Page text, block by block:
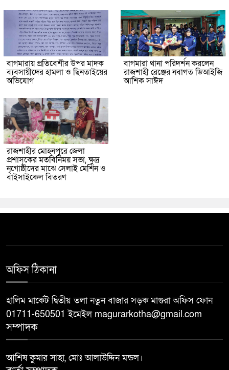
বাগমারায় প্রতিবেশীর উপর মাদক
ব্যবসায়ীদের হামলা ও ছিনতাইয়ের
অভিযোগ
বাগমারা থানা পরিদর্শন করলেন
রাজশাহী রেঞ্জের নবাগত ডিআইজি
আশিক সাঈদ
রাজশাহীর মোহনপুরে জেলা
প্রশাসকের মতবিনিময় সভা, ক্ষুদ্র
নৃগোষ্ঠীদের মাঝে সেলাই মেশিন ও
বাইসাইকেল বিতরণ
অফিস ঠিকানা
হালিম মার্কেট দ্বিতীয় তলা নতুন বাজার সড়ক মাগুরা অফিস ফোন
01711-650501 ইমেইল magurarkotha@gmail.com
সম্পাদক
আশিষ কুমার সাহা, মোঃ আলাউদ্দিন মন্ডল।